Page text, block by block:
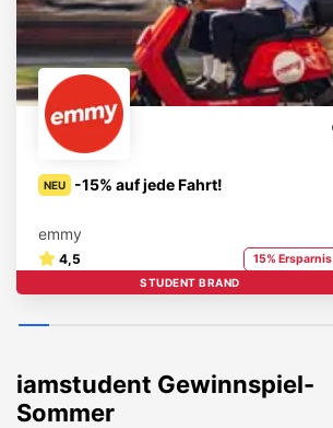
NEU -15% auf jede Fahrt!
emmy
4,5 15% Ersparnis
STUDENT BRAND
iamstudent Gewinnspiel-
Sommer